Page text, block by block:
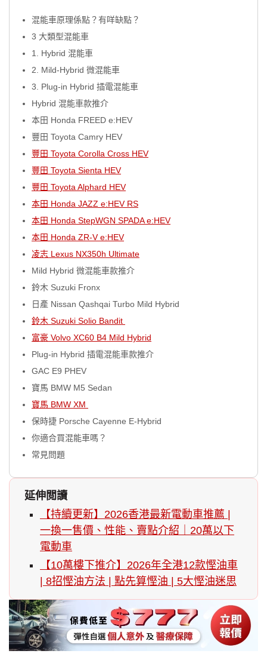
混能車原理係點？有咩缺點？
3 大類型混能車
1. Hybrid 混能車
2. Mild-Hybrid 微混能車
3. Plug-in Hybrid 插電混能車
Hybrid 混能車款推介
本田 Honda FREED e:HEV
豐田 Toyota Camry HEV
豐田 Toyota Corolla Cross HEV
豐田 Toyota Sienta HEV
豐田 Toyota Alphard HEV
本田 Honda JAZZ e:HEV RS
本田 Honda StepWGN SPADA e:HEV
本田 Honda ZR-V e:HEV
凌志 Lexus NX350h Ultimate
Mild Hybrid 微混能車款推介
鈴木 Suzuki Fronx
日產 Nissan Qashqai Turbo Mild Hybrid
鈴木 Suzuki Solio Bandit
富豪 Volvo XC60 B4 Mild Hybrid
Plug-in Hybrid 插電混能車款推介
GAC E9 PHEV
寶馬 BMW M5 Sedan
寶馬 BMW XM
保時捷 Porsche Cayenne E-Hybrid
你適合買混能車嗎？
常見問題
延伸閲讀
【持續更新】2026香港最新電動車推薦 |
一換一售價、性能、賣點介紹｜20萬以下
電動車
【10萬樓下推介】2026年全港12款慳油車
| 8招慳油方法 | 點先算慳油 | 5大慳油迷思